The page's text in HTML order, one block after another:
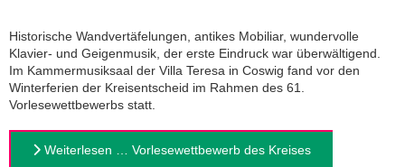
Historische Wandvertäfelungen, antikes Mobiliar, wundervolle
Klavier- und Geigenmusik, der erste Eindruck war überwältigend.
Im Kammermusiksaal der Villa Teresa in Coswig fand vor den
Winterferien der Kreisentscheid im Rahmen des 61.
Vorlesewettbewerbs statt.
Weiterlesen … Vorlesewettbewerb des Kreises